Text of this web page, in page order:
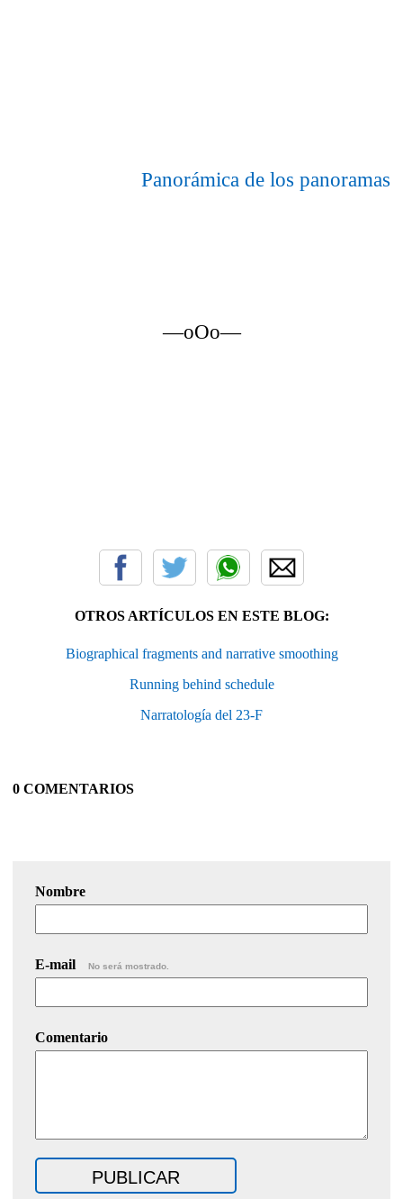
Panorámica de los panoramas
—oOo—
OTROS ARTÍCULOS EN ESTE BLOG:
Biographical fragments and narrative smoothing
Running behind schedule
Narratología del 23-F
0 COMENTARIOS
Nombre
E-mail No será mostrado.
Comentario